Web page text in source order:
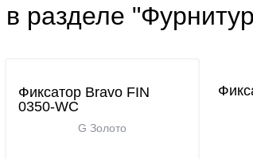
разделе
Фиксатор Bravo FIN
0350-WC
G Золото